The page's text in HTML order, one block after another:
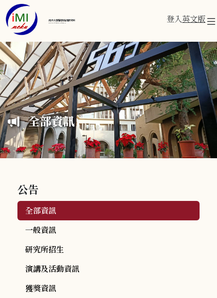
成功大學醫學資訊研究所
Institute of Medical Informatics 登入英文版
全部資訊
公告
全部資訊
一般資訊
研究所招生
演講及活動資訊
獲獎資訊